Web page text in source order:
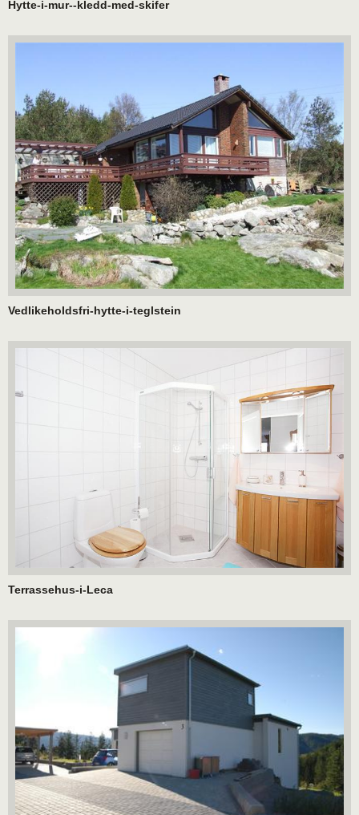
Hytte-i-mur--kledd-med-skifer
Vedlikeholdsfri-hytte-i-teglstein
Terrassehus-i-Leca